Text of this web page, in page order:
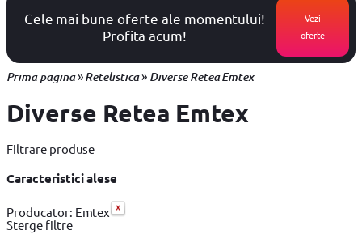
Cele mai bune oferte ale momentului!
Profita acum!
Vezi
oferte
Prima pagina»Retelistica» Diverse Retea Emtex
Diverse Retea Emtex
Filtrare produse
Caracteristici alese
Producator: Emtex
Sterge filtre